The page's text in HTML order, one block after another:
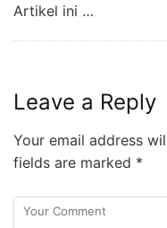
Artikel ini …
Leave a Reply
Your email address
fields are marked *